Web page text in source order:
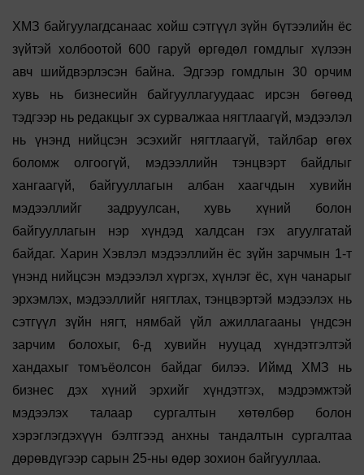
ХМЗ байгуулагдсанаас хойш сэтгүүл зүйн бүтээлийн ёс
зүйтэй холбоотой 600 гаруй өргөдөл гомдлыг хүлээн
авч шийдвэрлэсэн байна. Эдгээр гомдлын 30 орчим
хувь нь бизнесийн байгууллагуудаас ирсэн бөгөөд
тэдгээр нь редакцыг эх сурвалжаа нягтлаагүй, мэдээлэл
нь үнэнд нийцсэн эсэхийг нягтлаагүй, тайлбар өгөх
боломж олгоогүй, мэдээллийн тэнцвэрт байдлыг
хангаагүй, байгууллагын албан хаагчдын хувийн
мэдээллийг задруулсан, хувь хүний болон
байгууллагын нэр хүндэд халдсан гэх агуулгатай
байдаг. Харин Хэвлэл мэдээллийн ёс зүйн зарчмын 1-т
үнэнд нийцсэн мэдээлэл хүргэх, хүнлэг ёс, хүн чанарыг
эрхэмлэх, мэдээллийг нягтлах, тэнцвэртэй мэдээлэх нь
сэтгүүл зүйн нягт, нямбай үйл ажиллагааны үндсэн
зарчим болохыг, 6-д хувийн нууцад хүндэтгэлтэй
хандахыг томъёолсон байдаг билээ. Иймд ХМЗ нь
бизнес дэх хүний эрхийг хүндэтгэх, мэдрэмжтэй
мэдээлэх талаар сургалтын хөтөлбөр болон
хэрэглэгдэхүүн бэлтгээд анхны тандалтын сургалтаа
дөрөвдүгээр сарын 25-ны өдөр зохион байгууллаа.